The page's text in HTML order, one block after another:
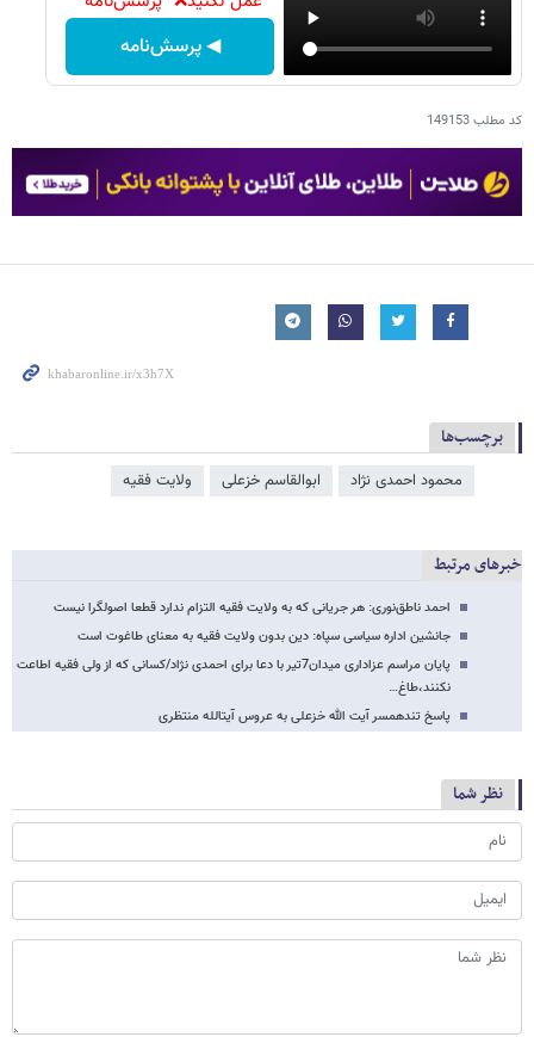
◀ پرسش‌نامه
کد مطلب149153
برچسب‌ها
محمود احمدی ‌نژاد ابوالقاسم خزعلی ولایت فقیه
خبرهای مرتبط
احمد ناطق‌نوری: هر جریانی که به ولایت فقیه التزام ندارد قطعا اصولگرا نیست
جانشین اداره سیاسی سپاه: دین بدون ولایت فقیه به معنای طاغوت است
پایان مراسم عزاداری میدان7تیر با دعا برای احمدی نژاد/کسانی که از ولی فقیه اطاعت
نکنند،‌طاغ…
پاسخ تندهمسر آیت الله خزعلی به عروس آیت­الله منتظری
نظر شما